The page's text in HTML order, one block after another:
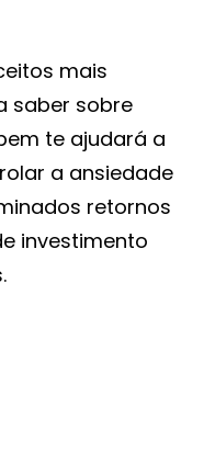
mais
saber sobre
te ajudará a
a ansiedade
retornos
investimento